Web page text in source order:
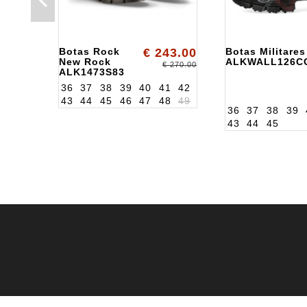
Botas Rock
New Rock
ALK1473S83
€ 243.00
€ 270.00
36 37 38 39 40 41
42
43
44 45 46 47 48 49
Botas Militares
36 37 38 39
43
44 45